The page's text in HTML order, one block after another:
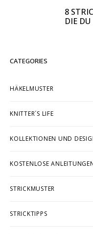
8
DIE
CATEGORIES
HÄKELMUSTER
KNITTER´S LIFE
KOLLEKTIONEN UND
KOSTENLOSE
STRICKMUSTER
STRICKTIPPS